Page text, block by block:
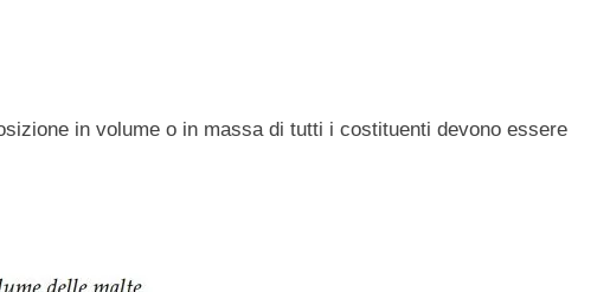
in volume o in massa di tutti i costituenti devono essere